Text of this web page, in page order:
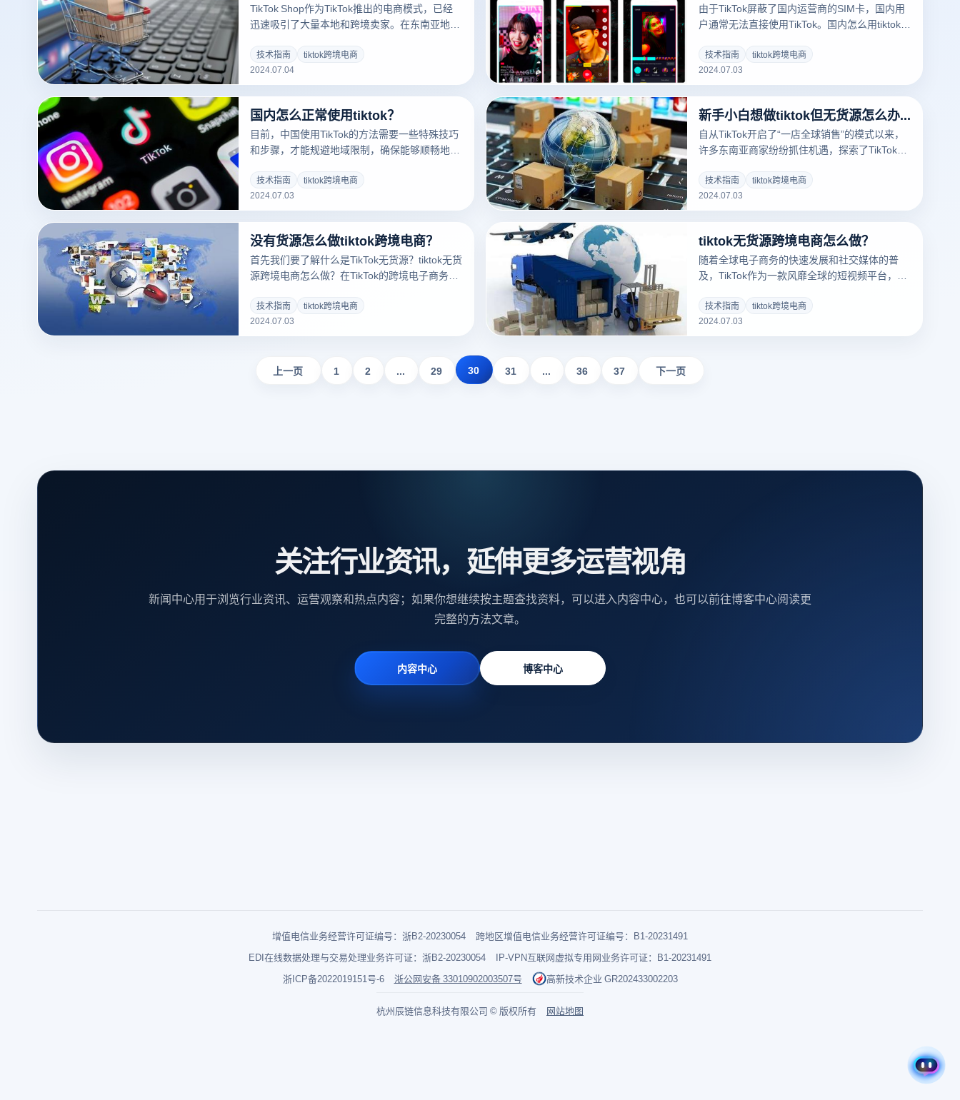
合适的电商浏览器非常重要。
TikTok Shop作为TikTok推出的电商模式，已经
迅速吸引了大量本地和跨境卖家。在东南亚地
年达到领先地位，TikTok电商的前景十分广阔，
那么选择一个合适的电商浏览器来运营东南亚平
台至关重要。
技术指南
tiktok跨境电商
2024.07.04
由于TikTok屏蔽了国内运营商的SIM卡，国内用
户通常无法直接使用TikTok。国内怎么用tiktok
场并推广商品，可以借助一些工具来实现。
技术指南
tiktok跨境电商
2024.07.03
国内怎么正常使用tiktok？
目前，中国使用TikTok的方法需要一些特殊技巧
和步骤，才能规避地域限制，确保能够顺畅地体
内怎么用tiktok，以下是一些有效的操作建议，
帮助您在中国合法、安全地使用TikTok。
技术指南
tiktok跨境电商
2024.07.03
新手小白想做tiktok但无货源怎么办？
自从TikTok开启了“一店全球销售”的模式以来，
许多东南亚商家纷纷抓住机遇，探索了TikTok无
什么优势呢？这种商业模式不仅简化了库存管理
和后端物流，还有效降低了运营成本，是当前跨
境电商领域的一大创新。
技术指南
tiktok跨境电商
2024.07.03
没有货源怎么做tiktok跨境电商？
首先我们要了解什么是TikTok无货源？tiktok无货
源跨境电商怎么做？在TikTok的跨境电子商务
模式。商家无需自己囤积商品或管理复杂的供应
链，而是通过与其他商店合作，利用平台上的影
响者和流量，直接从他们处购买商品进行销售。
能快速扩展销售网络，实现稳定的盈利。
技术指南
tiktok跨境电商
2024.07.03
tiktok无货源跨境电商怎么做？
随着全球电子商务的快速发展和社交媒体的普
及，TikTok作为一款风靡全球的短视频平台，不
机会——无货源跨境电商。这种商业模式不需要
自己备货或管理复杂的供应链，却能利用平台流
技术指南
tiktok跨境电商
2024.07.03
上一页 1 2 ... 29 30 31 ... 36 37 下一页
关注行业资讯，延伸更多运营视角
新闻中心用于浏览行业资讯、运营观察和热点内容；如果你想继续按主题查找资料，可以进入内容中心，也可以前往博客中心阅读更
完整的方法文章。
内容中心 博客中心
增值电信业务经营许可证编号：浙B2-20230054
跨地区增值电信业务经营许可证编号：B1-20231491
EDI在线数据处理与交易处理业务许可证：浙B2-20230054
IP-VPN互联网虚拟专用网业务许可证：B1-20231491
浙ICP备2022019151号-6
浙公网安备 33010902003507号 高新技术企业 GR202433002203
杭州辰链信息科技有限公司 © 版权所有 网站地图